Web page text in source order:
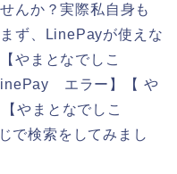
んか？実際私自身も
ず、LinePayが使えな
やまとなでしこ
エラー】【 や
やまとなでしこ
で検索をしてみまし